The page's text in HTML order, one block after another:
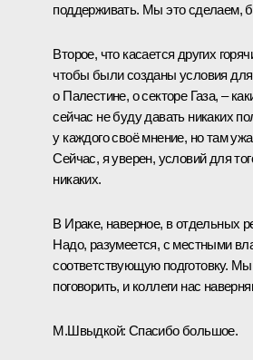
поддерживать. Мы это сделаем,
Второе, что касается других
чтобы были созданы условия
о Палестине, о секторе Газа, –
сейчас не буду давать никаких
у каждого своё мнение, но там
Сейчас, я уверен, условий для
никаких.
В Ираке, наверное, в отдельных
Надо, разумеется, с местными
соответствующую подготовку. Мы
поговорить, и коллеги нас
М.Швыдкой: Спасибо большое.